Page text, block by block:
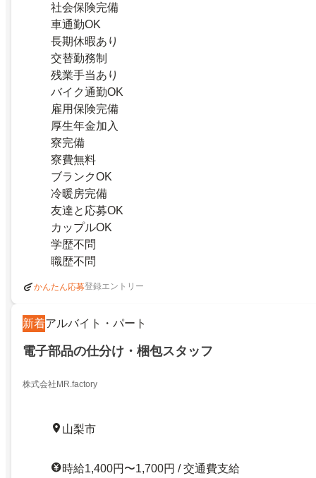
社会保険完備
車通勤OK
長期休暇あり
交替勤務制
残業手当あり
バイク通勤OK
雇用保険完備
厚生年金加入
寮完備
寮費無料
ブランクOK
冷暖房完備
友達と応募OK
カップルOK
学歴不問
職歴不問
かんたん応募登録エントリー
新着アルバイト・パート
電子部品の仕分け・梱包スタッフ
株式会社MR.factory
山梨市
時給1,400円〜1,700円 / 交通費支給